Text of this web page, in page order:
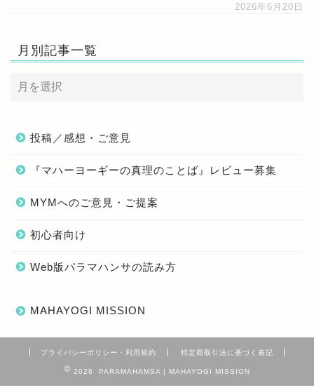
2026年6月20日
月別記事一覧
投稿／感想・ご意見
『マハーヨーギーの真理のことば』レビュー募集
MYMへのご意見・ご提案
初心者向け
Web版パラマハンサの読み方
MAHAYOGI MISSION
プライバシーポリシー・利用規約 特定商取引法に基づく表記
2026 PARAMAHAMSA | MAHAYOGI MISSION